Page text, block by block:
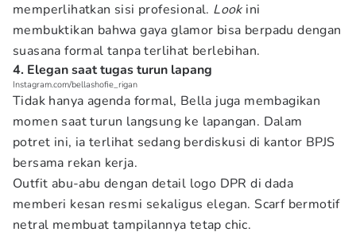
memperlihatkan sisi profesional. Look ini
membuktikan bahwa gaya glamor bisa berpadu dengan
suasana formal tanpa terlihat berlebihan.
4. Elegan saat tugas turun lapang
Instagram.com/bellashofie_rigan
Tidak hanya agenda formal, Bella juga membagikan
momen saat turun langsung ke lapangan. Dalam
potret ini, ia terlihat sedang berdiskusi di kantor BPJS
bersama rekan kerja.
Outfit abu-abu dengan detail logo DPR di dada
memberi kesan resmi sekaligus elegan. Scarf bermotif
netral membuat tampilannya tetap chic.